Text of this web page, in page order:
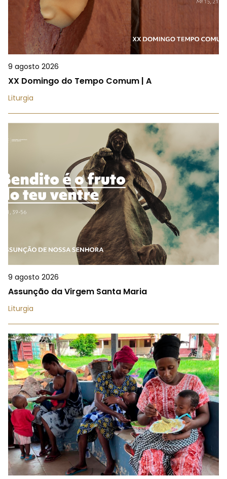
9 agosto 2026
XX Domingo do Tempo Comum | A
Liturgia
9 agosto 2026
Assunção da Virgem Santa Maria
Liturgia